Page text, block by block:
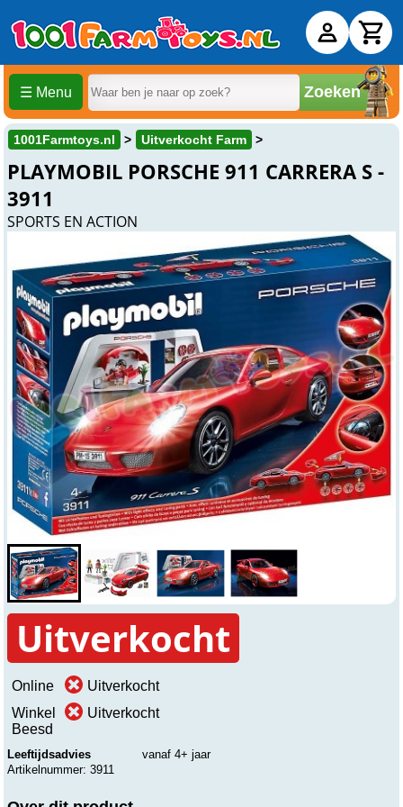
☰ Menu Zoeken
1001Farmtoys.nl Uitverkocht Farm
PLAYMOBIL PORSCHE 911 CARRERA S -
3911
SPORTS EN ACTION
Uitverkocht
Online
Uitverkocht
Winkel
Beesd
Uitverkocht
Leeftijdsadvies
vanaf 4+ jaar
Artikelnummer: 3911